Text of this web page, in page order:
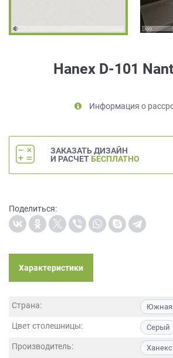
Hanex D-101
Информация о
ЗАКАЗАТЬ ДИЗАЙН
И РАСЧЕТ БЕСПЛАТНО
Поделиться:
Характеристики
Страна: Южная
Цвет столешницы: Серый
Производитель:
персональных
метрическими
программами
условиях
Политики
персональных
данных.